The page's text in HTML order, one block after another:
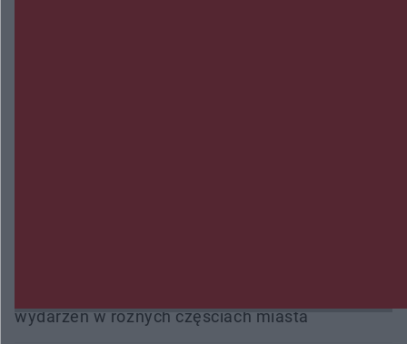
wydarzeń w różnych częściach miasta